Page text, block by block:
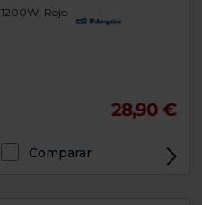
1200W, Rojo
28,90 €
Comparar